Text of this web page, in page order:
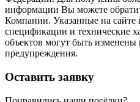
информации Вы можете
Компании. Указанные на сайте
спецификации и технические
объектов могут быть изменены
предупреждения.
Оставить заявку